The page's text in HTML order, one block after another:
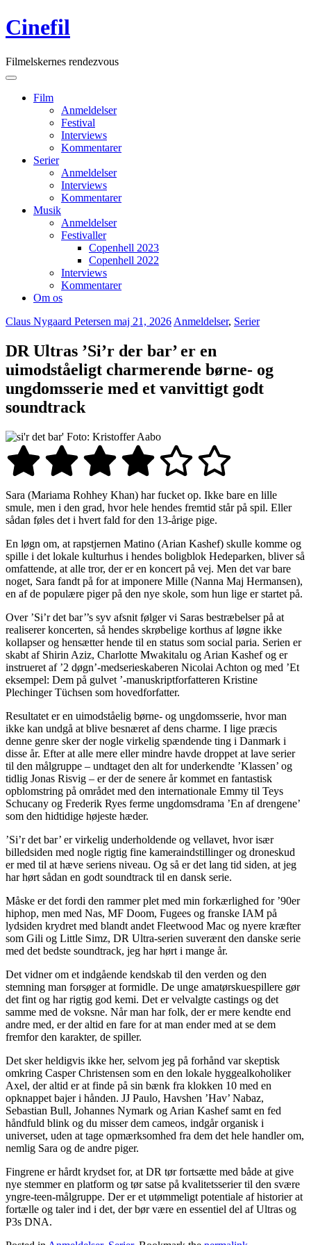
Skip
to
Cinefil
Filmelskernes rendezvous
Menu
Film
Anmeldelser
Festival
Interviews
Kommentarer
Serier
Anmeldelser
Interviews
Kommentarer
Musik
Anmeldelser
Festivaller
Copenhell 2023
Copenhell 2022
Interviews
Kommentarer
Om os
Claus Nygaard Petersen maj 21, 2026 Anmeldelser, Serier
DR Ultras ’Si’r der bar’ er en
uimodståeligt charmerende børne- og
ungdomsserie med et vanvittigt godt
soundtrack
Foto: Kristoffer Aabo
Sara (Mariama Rohhey Khan) har fucket op. Ikke bare en lille
smule, men i den grad, hvor hele hendes fremtid står på spil. Eller
sådan føles det i hvert fald for den 13-årige pige.
En løgn om, at rapstjernen Matino (Arian Kashef) skulle komme og
spille i det lokale kulturhus i hendes boligblok Hedeparken, bliver så
omfattende, at alle tror, der er en koncert på vej. Men det var bare
noget, Sara fandt på for at imponere Mille (Nanna Maj Hermansen),
en af de populære piger på den nye skole, som hun lige er startet på.
Over ’Si’r det bar’’s syv afsnit følger vi Saras bestræbelser på at
realiserer koncerten, så hendes skrøbelige korthus af løgne ikke
kollapser og hensætter hende til en status som social paria. Serien er
skabt af Shirin Aziz, Charlotte Mwakitalu og Arian Kashef og er
instrueret af ’2 døgn’-medserieskaberen Nicolai Achton og med ’Et
eksempel: Dem på gulvet ’-manuskriptforfatteren Kristine
Plechinger Tüchsen som hovedforfatter.
Resultatet er en uimodståelig børne- og ungdomsserie, hvor man
ikke kan undgå at blive besnæret af dens charme. I lige præcis
denne genre sker der nogle virkelig spændende ting i Danmark i
disse år. Efter at alle mere eller mindre havde droppet at lave serier
til den målgruppe – undtaget den alt for underkendte ’Klassen’ og
tidlig Jonas Risvig – er der de senere år kommet en fantastisk
opblomstring på området med den internationale Emmy til Teys
Schucany og Frederik Ryes ferme ungdomsdrama ’En af drengene’
som den hidtidige højeste hæder.
’Si’r det bar’ er virkelig underholdende og vellavet, hvor især
billedsiden med nogle rigtig fine kameraindstillinger og droneskud
er med til at hæve seriens niveau. Og så er det lang tid siden, at jeg
har hørt sådan en godt soundtrack til en dansk serie.
Måske er det fordi den rammer plet med min forkærlighed for ’90er
hiphop, men med Nas, MF Doom, Fugees og franske IAM på
lydsiden krydret med blandt andet Fleetwood Mac og nyere kræfter
som Gili og Little Simz, DR Ultra-serien suverænt den danske serie
med det bedste soundtrack, jeg har hørt i mange år.
Det vidner om et indgående kendskab til den verden og den
stemning man forsøger at formidle. De unge amatørskuespillere gør
det fint og har rigtig god kemi. Det er velvalgte castings og det
samme med de voksne. Når man har folk, der er mere kendte end
andre med, er der altid en fare for at man ender med at se dem
fremfor den karakter, de spiller.
Det sker heldigvis ikke her, selvom jeg på forhånd var skeptisk
omkring Casper Christensen som en den lokale hyggealkoholiker
Axel, der altid er at finde på sin bænk fra klokken 10 med en
opknappet bajer i hånden. JJ Paulo, Havshen ’Hav’ Nabaz,
Sebastian Bull, Johannes Nymark og Arian Kashef samt en fed
håndfuld blink og du misser dem cameos, indgår organisk i
universet, uden at tage opmærksomhed fra dem det hele handler om,
nemlig Sara og de andre piger.
Fingrene er hårdt krydset for, at DR tør fortsætte med både at give
nye stemmer en platform og tør satse på kvalitetsserier til den svære
yngre-teen-målgruppe. Der er et utømmeligt potentiale af historier at
fortælle og taler ind i det, der bør være en essentiel del af Ultras og
P3s DNA.